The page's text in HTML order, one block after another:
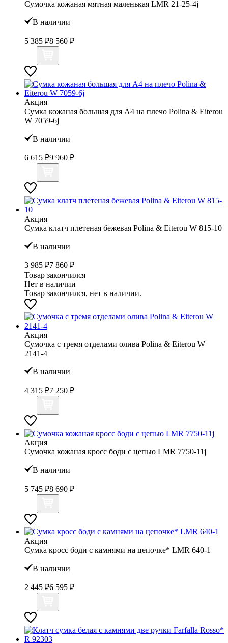
Сумочка кожаная мятная маленькая LMR 21-25-4j
В наличии
5 385 ₽8 560 ₽
Акция
Сумка кожаная большая для А4 на плечо Polina & Eiterou
W 7059-6j
В наличии
6 615 ₽9 960 ₽
Акция
Сумка клатч плетеная бежевая Polina & Eiterou W 815-10
В наличии
3 985 ₽7 860 ₽
Товар закончился
Нет в наличии
Товар закончился, нет в наличии.
Акция
Сумочка с тремя отделами олива Polina & Eiterou W
2141-4
В наличии
4 315 ₽7 250 ₽
Акция
Сумочка кожаная кросс боди с цепью LMR 7750-11j
В наличии
5 745 ₽8 690 ₽
Акция
Сумка кросс боди с камнями на цепочке* LMR 640-1
В наличии
2 445 ₽6 595 ₽